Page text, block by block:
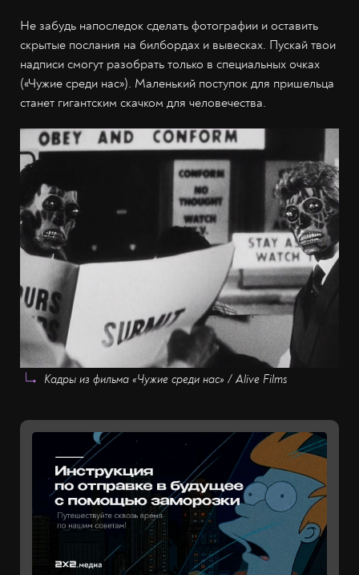
Не забудь напоследок сделать фотографии и оставить
скрытые послания на билбордах и вывесках. Пускай твои
надписи смогут разобрать только в специальных очках
(«Чужие среди нас»). Маленький поступок для пришельца
станет гигантским скачком для человечества.
Кадры из фильма «Чужие среди нас» / Alive Films